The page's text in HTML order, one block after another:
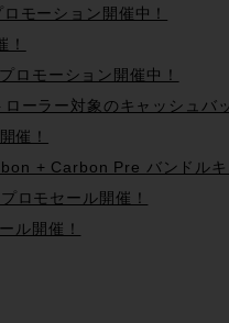
モーション開催中！
ロモーション開催中！
ーラー対象のキャッシュバ
催！
+ Carbon Pre バンドルキ
ロモセール開催！
ル開催！